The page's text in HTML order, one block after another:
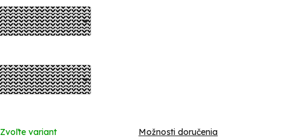
Zvoľte variant Možnosti doručenia